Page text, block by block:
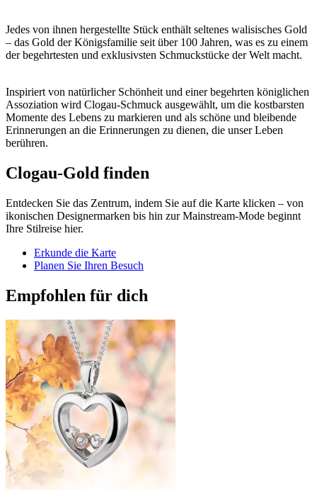
Jedes von ihnen hergestellte Stück enthält seltenes walisisches Gold
– das Gold der Königsfamilie seit über 100 Jahren, was es zu einem
der begehrtesten und exklusivsten Schmuckstücke der Welt macht.
Inspiriert von natürlicher Schönheit und einer begehrten königlichen
Assoziation wird Clogau-Schmuck ausgewählt, um die kostbarsten
Momente des Lebens zu markieren und als schöne und bleibende
Erinnerungen an die Erinnerungen zu dienen, die unser Leben
berühren.
Clogau-Gold finden
Entdecken Sie das Zentrum, indem Sie auf die Karte klicken – von
ikonischen Designermarken bis hin zur Mainstream-Mode beginnt
Ihre Stilreise hier.
Erkunde die Karte
Planen Sie Ihren Besuch
Empfohlen für dich